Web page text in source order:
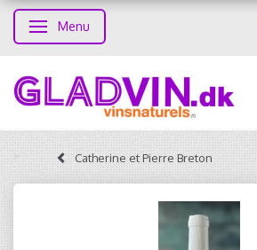
Skifte navigation
Menu
Catherine et Pierre Breton